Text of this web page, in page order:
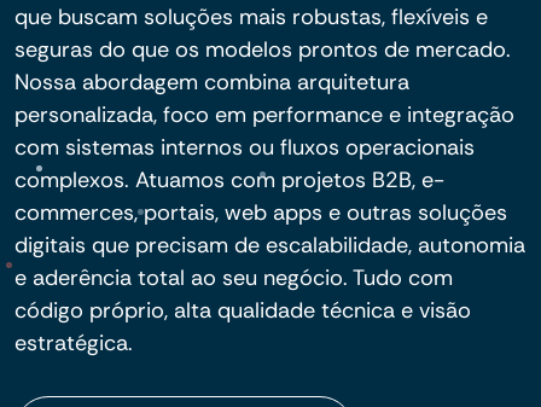
que buscam soluções mais robustas, flexíveis e
seguras do que os modelos prontos de mercado.
Nossa abordagem combina arquitetura
personalizada, foco em performance e integração
com sistemas internos ou fluxos operacionais
complexos. Atuamos com projetos B2B, e-
commerces, portais, web apps e outras soluções
digitais que precisam de escalabilidade, autonomia
e aderência total ao seu negócio. Tudo com
código próprio, alta qualidade técnica e visão
estratégica.